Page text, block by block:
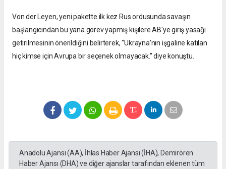
Von der Leyen, yeni pakette ilk kez Rus ordusunda savaşın
başlangıcından bu yana görev yapmış kişilere AB'ye giriş yasağı
getirilmesinin önerildiğini belirterek, "Ukrayna'nın işgaline katılan
hiç kimse için Avrupa bir seçenek olmayacak." diye konuştu.
Anadolu Ajansı (AA), İhlas Haber Ajansı (İHA), Demirören
Haber Ajansı (DHA) ve diğer ajanslar tarafından eklenen tüm